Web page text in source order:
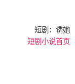
短剧：诱她
短剧小说首页